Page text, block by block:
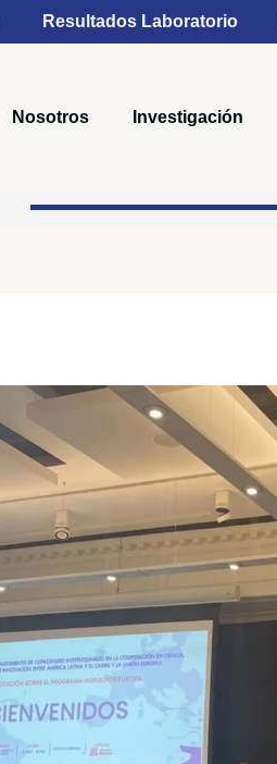
Resultados Laboratorio
Nosotros Investigación